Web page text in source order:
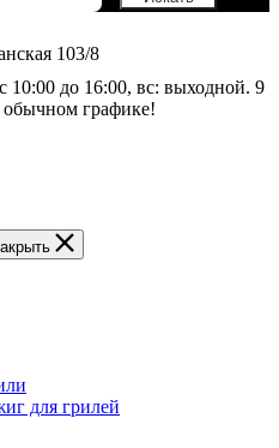
103/8
10:00 до 16:00, вс: выходной. 9
обычном графике!
для грилей